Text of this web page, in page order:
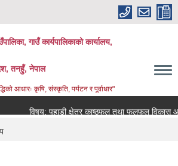
गाउँ कार्यपालिकाको कार्यालय,
तनहुँ, नेपाल
आधारः कृषि, संस्कृति, पर्यटन र पूर्वाधार"
विषय: पहाडी क्षेत्र काष्ठफल तथा फलफूल विकास